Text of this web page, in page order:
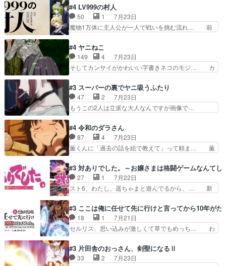
限ったことでなく、最近のアニ… 東山朱莉
（AkariHIGASHIYAM… こんなに可憐で可愛い泣
き虫メイドが僅か3…
いの良いお兄ちゃん！！現場も楽しかっ… 第３話
をｄアニメストアで視聴しました。視… ローデン
王国ホーバン領を訪れたアーク一行… 1期に引き
続き２期にも出演させていただけ… 1期の頃から
題解決特筆する事は無いが、… 今週もありがとう
ございます耳がヒクヒクな… 時計台に登ってるの
見ると挟まれないか心配…
#4 LV999の村人
50 1
7月23日
魔物1万体に主人公が一人で戦いを挑む流れ… 前
を魔物と人間に殺された鏡の生い立ち。… 勇者た
ちを信じてアリスを預ける、鏡を信じ… 勇者パー
ティが仲間になった！？会話が通じ… 鏡の過去、
辛すぎて胸が苦しくなりました…… 最初、勇者パ
コちゃんの性別が間違えられ… 鏡の両親がモンス
ターと人間にそれぞれ命を… 胸が苦しくなるほど
鏡くんの過去がとても残…
#4 ヤニねこ
149 4
7月23日
そしてカンサイがかわいい字書きネコのモジ… カ
は『ちんこ』によってリミッターが外れ… 今回は
汚い要素あまりなく普通にギャグアニ… あとアイ
キャッチが釈迦だったの本当に最高… まー、今回
もコンプライアンス違反にどこま… 達郎のオチに
ニメが好きでも大丈夫だよ」… あんな事こんな事
いっぱいさせられちゃうこ… 妹ネコちゃんのバー
ガーにタバコ入ってるの…
#3 スーパーの裏でヤニ吸うふたり
47 2
7月23日
もうこの2人は立派な大人なんですが画像で…
こ叡智でセクシー！ミストふっかけて嗅ぎ… あい
かわらず山田さんと田山さんが同一人物… 今さら
だけどずとまよのOP合ってるね。首… 佐々木と
田山さんにロマンスの香りが漂って… 佐々木さん
「ただのヤニ仲間」から「ちゃ… 田山から消臭ミ
ストを戴いてお礼返しをして… からかったつもり
なのに、思いもよらない佐…
#4 令和のダラさん
87 4
7月23日
薫くんに「過去の話を絵で教えて」って頼ま… 薫
シリアス展開になるかと思ったら全然そ… 薫が通
うは応神町立応神北小学校一方、日向… 思ったの
と違う刺客出てきたwwただ関西弁… とエピソー
ドの進みにおどろくけど、気持ち… ①作文の定番
れしてきた。ミステリアスな… 弟くんから昔の話
を絵に描いて！と言われた… 神をも恐れぬ姉弟と
ダラさんのコメディかと…
#3 対ありでした。～お嬢さまは格闘ゲームなんてし
27 1
7月22日
スト6、わたし、遥ちゃまと遊んでるから、… 新
ぁ、こんな都合よく格ゲー女子が集まるか… 規律
違反は許さない人かと負けず嫌いの可愛… 何かに
一生懸命になっている女の子はかわい… 先の一件
で綾と美緒は親しくなる。厳しい寮… 体育会系み
イプの作品によくある『努力型… 格ゲー専門用語
が９割方分からんけど、俺は… 取り締まる側を仲
#3 ここは俺に任せて先に行けと言ってから10年が
18 1
7月21日
セルリス、思い込みが激しくて草でもめっち… わ
子前提から離れないセルリスちゃんゲル… 顎ヒゲ
生えたゴリラ系中年おっさんが男に会… どうあが
#3 片田舎のおっさん、剣聖になるⅡ
33 2
7月23日